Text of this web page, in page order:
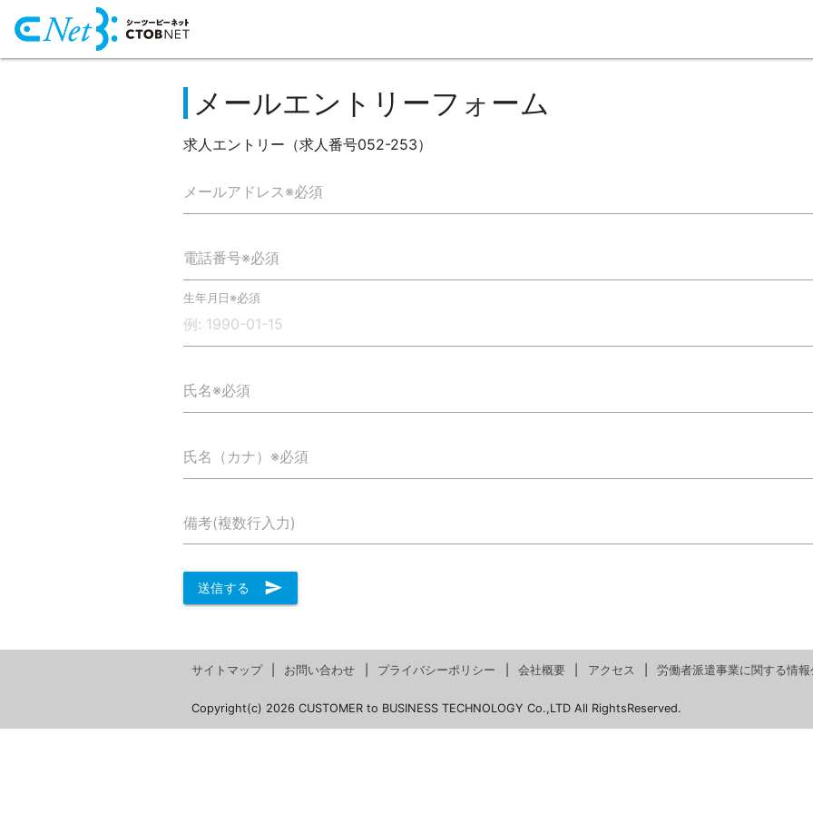
メールエントリーフォーム
求人エントリー（求人番号052-253）
メールアドレス※必須
電話番号※必須
生年月日※必須
氏名※必須
氏名（カナ）※必須
備考(複数行入力)
送信する send
サイトマップ お問い合わせ プライバシーポリシー 会社概要 アクセス 労働者派遣事業に関する情
Copyright(c) 2026 CUSTOMER to BUSINESS TECHNOLOGY Co.,LTD All RightsReserved.